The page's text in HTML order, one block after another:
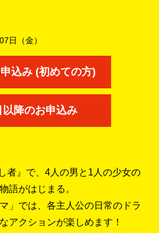
日（金）
込み (初めての方)
以降のお申込み
者』で、4人の男と1人の少女の
語がはじまる。
」では、各主人公の日常のドラ
アクションが楽しめます！